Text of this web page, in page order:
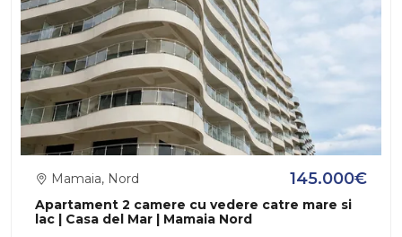
Apartament 2 camere cu vedere catre mare si
lac | Casa del Mar | Mamaia Nord
Mamaia, Nord 145.000€